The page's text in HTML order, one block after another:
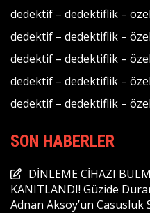
dedektif – dedektiflik –
dedektif – dedektiflik –
dedektif – dedektiflik –
dedektif – dedektiflik –
dedektif – dedektiflik –
SON HABERLER
DİNLEME CİHAZI
KANITLANDI! Güzide
Adnan Aksoy’un Casusluk